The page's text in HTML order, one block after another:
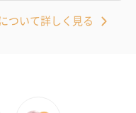
ついて詳しく見る